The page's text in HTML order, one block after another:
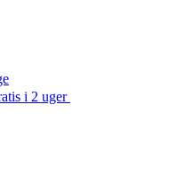
i 2 uger